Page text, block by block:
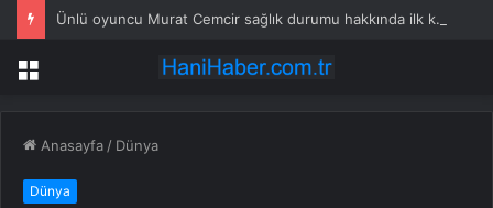
Ünlü oyuncu Murat Cemcir sağlık durumu hakkında ilk kez konuştu!
Menü
Anasayfa / Dünya
Dünya